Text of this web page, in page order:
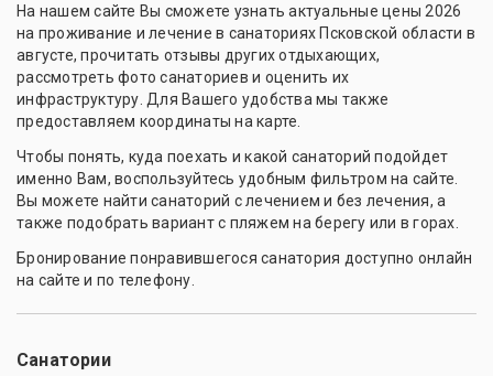
На нашем сайте Вы сможете узнать актуальные цены 2026
на проживание и лечение в санаториях Псковской области в
августе, прочитать отзывы других отдыхающих,
рассмотреть фото санаториев и оценить их
инфраструктуру. Для Вашего удобства мы также
предоставляем координаты на карте.
Чтобы понять, куда поехать и какой санаторий подойдет
именно Вам, воспользуйтесь удобным фильтром на сайте.
Вы можете найти санаторий с лечением и без лечения, а
также подобрать вариант с пляжем на берегу или в горах.
Бронирование понравившегося санатория доступно онлайн
на сайте и по телефону.
Санатории